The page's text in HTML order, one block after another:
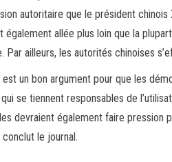
autoritaire que le président
également allée plus loin que la
Par ailleurs, les autorités chinoises
un bon argument pour que les
se tiennent responsables de
devraient également faire pression
le journal.